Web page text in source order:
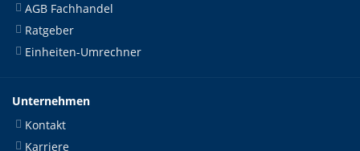
AGB Fachhandel
Ratgeber
Einheiten-Umrechner
Unternehmen
Kontakt
Karriere